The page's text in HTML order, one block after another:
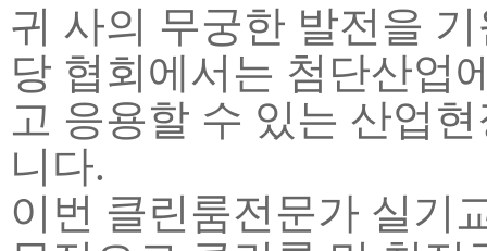
귀 사의 무궁한 발전을
당 협회에서는 첨단산업
고 응용할 수 있는 산업
니다.
이번 클린룸전문가 실기